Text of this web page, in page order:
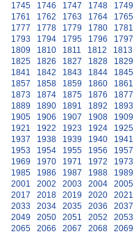
1745
1746 1747 1748 1749
1761
1762 1763 1764 1765
1777
1778 1779 1780 1781
1793
1794 1795 1796 1797
1809
1810 1811 1812 1813
1825
1826 1827 1828 1829
1841
1842 1843 1844 1845
1857
1858 1859 1860 1861
1873
1874 1875 1876 1877
1889
1890 1891 1892 1893
1905
1906 1907 1908 1909
1921
1922 1923 1924 1925
1937
1938 1939 1940 1941
1953
1954 1955 1956 1957
1969
1970 1971 1972 1973
1985
1986 1987 1988 1989
2001
2002 2003 2004 2005
2017
2018 2019 2020 2021
2033
2034 2035 2036 2037
2049
2050 2051 2052 2053
2065
2066 2067 2068 2069